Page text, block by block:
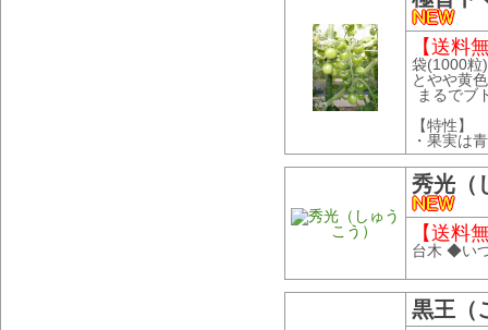
【送料
袋(1000
とやや黄
まるでブ
【特性】
・果実は
秀光（
【送料
台木 ◆い
黒王（